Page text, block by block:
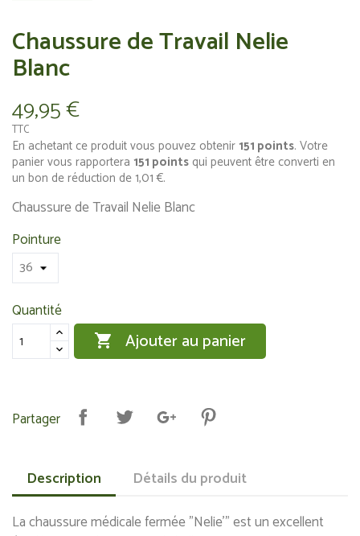
Chaussure de Travail Nelie
Blanc
49,95 €
TTC
En achetant ce produit vous pouvez obtenir151 points. Votre
panier vous rapportera 151 points qui peuvent être converti en
un bon de réduction de1,01 €.
Chaussure de Travail Nelie Blanc
Pointure
Quantité
 Ajouter au panier
Partager
Description Détails du produit
La chaussure médicale fermée "Nelie'" est un excellent